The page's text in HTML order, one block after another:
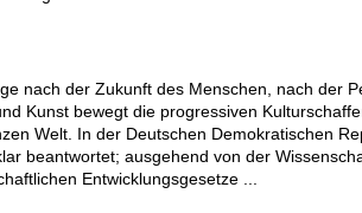
nach der Zukunft des Menschen, nach der
Kunst bewegt die progressiven
Welt. In der Deutschen Demokratischen
beantwortet; ausgehend von der
Entwicklungsgesetze ...